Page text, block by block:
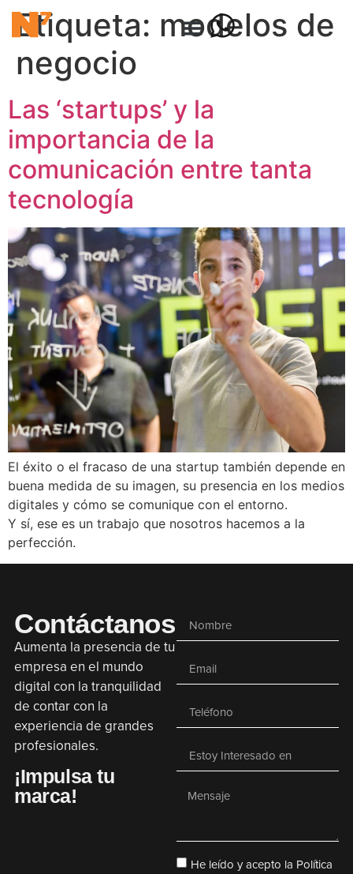
Etiqueta: modelos de
negocio
Las ‘startups’ y la
importancia de la
comunicación entre tanta
tecnología
El éxito o el fracaso de una startup también depende en
buena medida de su imagen, su presencia en los medios
digitales y cómo se comunique con el entorno.
Y sí, ese es un trabajo que nosotros hacemos a la
perfección.
Contáctanos
Aumenta la presencia de tu
empresa en el mundo
digital con la tranquilidad
de contar con la
experiencia de grandes
profesionales.
¡Impulsa tu
marca!
He leído y acepto la Política